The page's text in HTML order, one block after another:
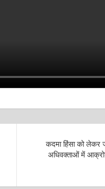
कदमा हिंसा को लेकर
अधिवक्ताओं में